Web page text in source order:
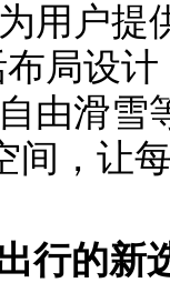
用户提
局设
由滑雪
间，让
行的新